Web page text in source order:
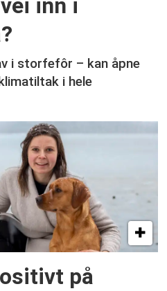
inn i
i storfefôr – kan åpne
i hele
på